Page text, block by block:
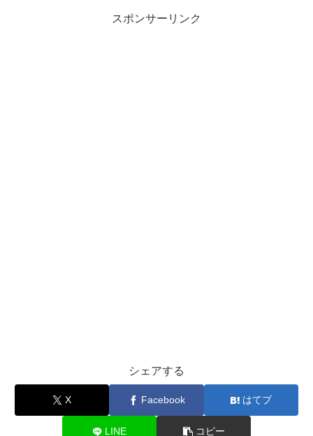
スポンサーリンク
シェアする
X Facebook はてブ
LINE コピー